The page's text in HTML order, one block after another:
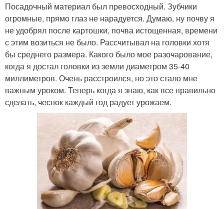
Посадочный материал был превосходный. Зубчики
огромные, прямо глаз не нарадуется. Думаю, ну почву я
не удобрял после картошки, почва истощенная, времени
с этим возиться не было. Рассчитывал на головки хотя
бы среднего размера. Какого было мое разочарование,
когда я достал головки из земли диаметром 35-40
миллиметров. Очень расстроился, но это стало мне
важным уроком. Теперь когда я знаю, как все правильно
сделать, чеснок каждый год радует урожаем.